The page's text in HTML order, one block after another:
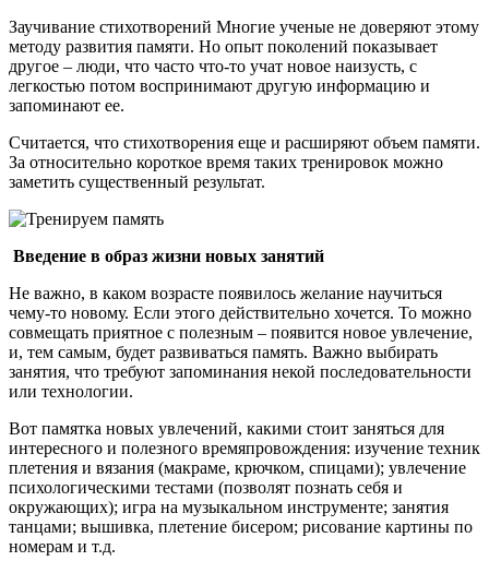
Заучивание стихотворений Многие ученые не доверяют этому
методу развития памяти. Но опыт поколений показывает
другое – люди, что часто что-то учат новое наизусть, с
легкостью потом воспринимают другую информацию и
запоминают ее.
Считается, что стихотворения еще и расширяют объем памяти.
За относительно короткое время таких тренировок можно
заметить существенный результат.
Введение в образ жизни новых занятий
Не важно, в каком возрасте появилось желание научиться
чему-то новому. Если этого действительно хочется. То можно
совмещать приятное с полезным – появится новое увлечение,
и, тем самым, будет развиваться память. Важно выбирать
занятия, что требуют запоминания некой последовательности
или технологии.
Вот памятка новых увлечений, какими стоит заняться для
интересного и полезного времяпровождения: изучение техник
плетения и вязания (макраме, крючком, спицами); увлечение
психологическими тестами (позволят познать себя и
окружающих); игра на музыкальном инструменте; занятия
танцами; вышивка, плетение бисером; рисование картины по
номерам и т.д.